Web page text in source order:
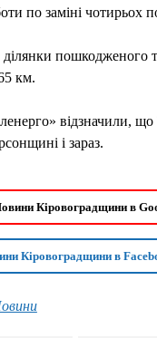
по заміні чотирьох
пошкодженого
км.
відзначили, що
і зараз.
Кіровоградщини в
Кіровоградщини в